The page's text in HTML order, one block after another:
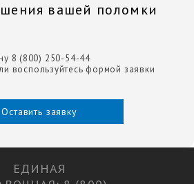
вашей поломки
8 (800) 250-54-44
воспользуйтесь формой заявки
Оставить заявку
ЕДИНАЯ